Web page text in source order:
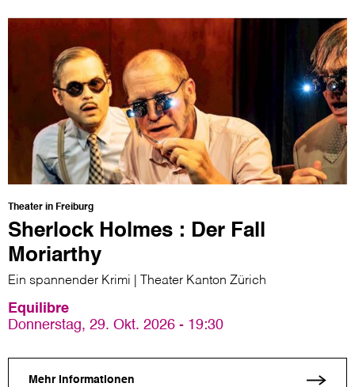
Theater in Freiburg
Sherlock Holmes : Der Fall
Moriarthy
Ein spannender Krimi | Theater Kanton Zürich
Equilibre
Donnerstag, 29. Okt. 2026 - 19:30
Mehr Informationen